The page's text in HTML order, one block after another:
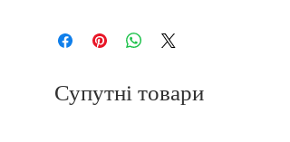
Супутні товари